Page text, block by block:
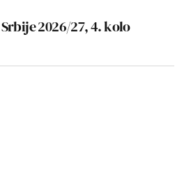
2026/27, 4. kolo